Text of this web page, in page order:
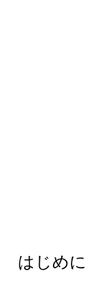
はじめに